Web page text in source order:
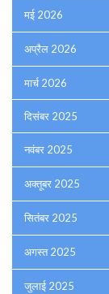
मई 2026
अप्रैल 2026
मार्च 2026
दिसंबर 2025
नवंबर 2025
अक्तूबर 2025
सितंबर 2025
अगस्त 2025
जुलाई 2025